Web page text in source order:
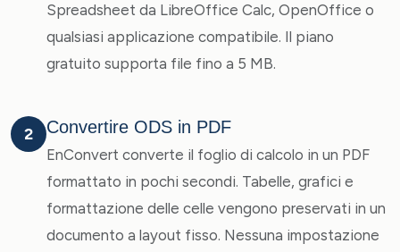
Spreadsheet da LibreOffice Calc, OpenOffice o
qualsiasi applicazione compatibile. Il piano
gratuito supporta file fino a 5 MB.
2 Convertire ODS in PDF
EnConvert converte il foglio di calcolo in un PDF
formattato in pochi secondi. Tabelle, grafici e
formattazione delle celle vengono preservati in un
documento a layout fisso. Nessuna impostazione